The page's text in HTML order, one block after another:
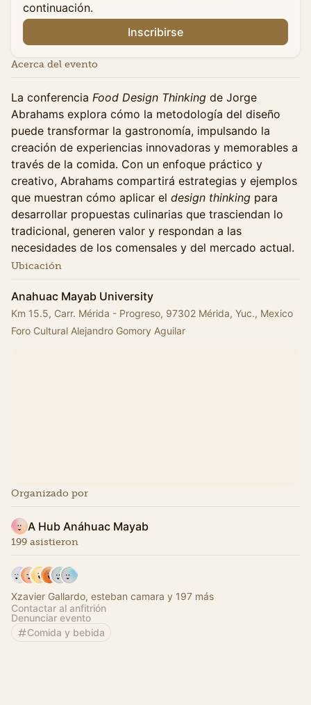
continuación.
Inscribirse
Acerca del evento
La conferencia Food Design Thinking de Jorge
Abrahams explora cómo la metodología del diseño
puede transformar la gastronomía, impulsando la
creación de experiencias innovadoras y memorables a
través de la comida. Con un enfoque práctico y
creativo, Abrahams compartirá estrategias y ejemplos
que muestran cómo aplicar el design thinking para
desarrollar propuestas culinarias que trasciendan lo
tradicional, generen valor y respondan a las
necesidades de los comensales y del mercado actual.
Ubicación
Anahuac Mayab University
Km 15.5, Carr. Mérida - Progreso, 97302 Mérida, Yuc., Mexico
Foro Cultural Alejandro Gomory Aguilar
Organizado por
A Hub Anáhuac Mayab
199 asistieron
Xzavier Gallardo, esteban camara y 197 más
Contactar al anfitrión
Denunciar evento
Comida y bebida